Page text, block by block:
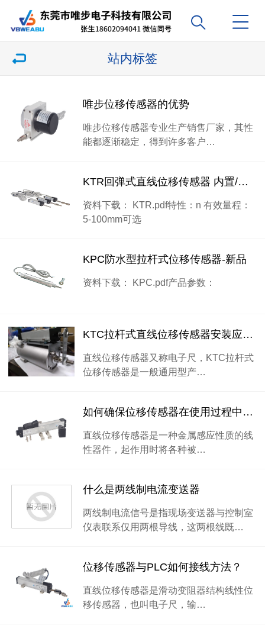
站内标签
唯步位移传感器的优势
唯步位移传感器专业生产销售厂家，其性
能都逐渐稳定，得到许多客户…
KTR回弹式直线位移传感器 内置/外置弹簧
资料下载： KTR.pdf特性：n 有效量程：
5-100mm可选
KPC防水型拉杆式位移传感器-新品
资料下载： KPC.pdf产品参数：
KTC拉杆式直线位移传感器安装应用实例
直线位移传感器又称电子尺，KTC拉杆式
位移传感器是一般通用型产…
如何确保位移传感器在使用过程中减少损坏？
直线位移传感器是一种金属感应性质的线
性器件，起作用时将各种被…
什么是两线制电流变送器
两线制电流信号是指现场变送器与控制室
仪表联系仅用两根导线，这两根线既…
位移传感器与PLC如何接线方法？
直线位移传感器是滑动变阻器结构线性位
移传感器，也叫电子尺，输…